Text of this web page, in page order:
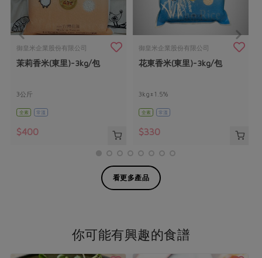
御皇米企業股份有限公司
茉莉香米(東里)-3kg/包
3公斤
全素 常溫
$400
御皇米企業股份有限公司
花東香米(東里)-3kg/包
3kg±1.5%
全素 常溫
$330
看更多產品
你可能有興趣的食譜